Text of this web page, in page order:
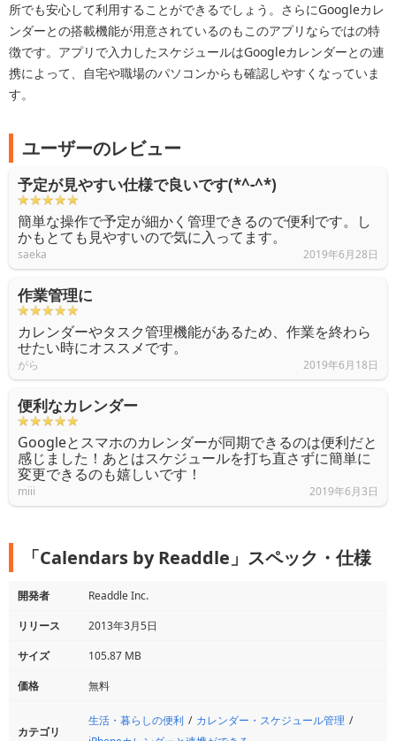
所でも安心して利用することができるでしょう。さらにGoogleカレ
ンダーとの搭載機能が用意されているのもこのアプリならではの特
徴です。アプリで入力したスケジュールはGoogleカレンダーとの連
携によって、自宅や職場のパソコンからも確認しやすくなっていま
す。
ユーザーのレビュー
予定が見やすい仕様で良いです(*^-^*)
簡単な操作で予定が細かく管理できるので便利です。し
かもとても見やすいので気に入ってます。
saeka 2019年6月28日
作業管理に
カレンダーやタスク管理機能があるため、作業を終わら
せたい時にオススメです。
がら 2019年6月18日
便利なカレンダー
Googleとスマホのカレンダーが同期できるのは便利だと
感じました！あとはスケジュールを打ち直さずに簡単に
変更できるのも嬉しいです！
miii 2019年6月3日
「Calendars by Readdle」スペック・仕様
開発者
Readdle Inc.
リリース
2013年3月5日
サイズ
105.87 MB
価格
無料
カテゴリ
生活・暮らしの便利
カレンダー・スケジュール管理